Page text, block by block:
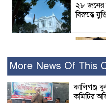
২৮ জনের
বিরুদ্ধে
পাঁচ মাসে
More News Of This
কালিগঞ্জ
কমিটির